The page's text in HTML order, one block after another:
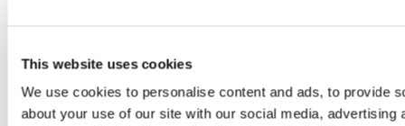
This website uses cookies
We use cookies to personalise content and ads, to provide
about your use of our site with our social media,